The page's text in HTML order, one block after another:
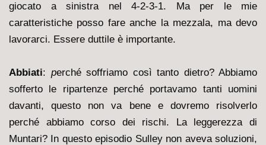
giocato a sinistra nel 4-2-3-1. Ma per le mie
caratteristiche posso fare anche la mezzala, ma devo
lavorarci. Essere duttile è importante.
Abbiati: perché soffriamo così tanto dietro? Abbiamo
sofferto le ripartenze perché portavamo tanti uomini
davanti, questo non va bene e dovremo risolverlo
perché abbiamo corso dei rischi. La leggerezza di
Muntari? In questo episodio Sulley non aveva soluzioni,